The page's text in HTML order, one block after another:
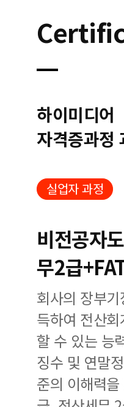
하이미디어
자격증과정
실업자 과정
비전공자
무2급
회사의 장부
득하여 전산
할 수 있는 능
징수 및 연말
준의 이해력